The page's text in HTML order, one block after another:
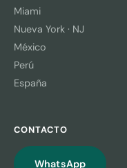
Miami
Nueva York · NJ
México
Perú
España
CONTACTO
WhatsApp